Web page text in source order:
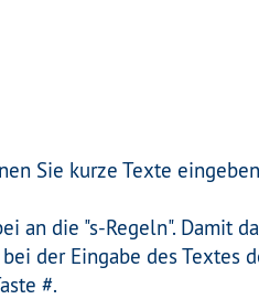
Sie kurze Texte
an die "s-Regeln". Damit
der Eingabe des Textes
#.